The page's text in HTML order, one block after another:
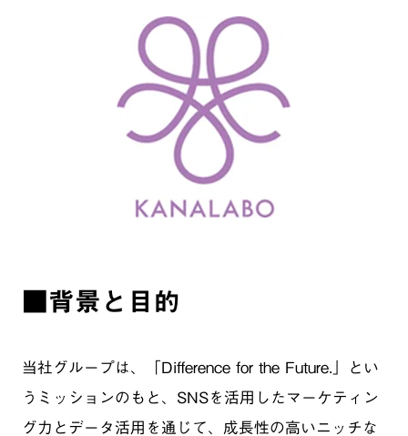
■背景と目的
当社グループは、「Difference for the Future.」とい
うミッションのもと、SNSを活用したマーケティン
グ力とデータ活用を通じて、成長性の高いニッチな